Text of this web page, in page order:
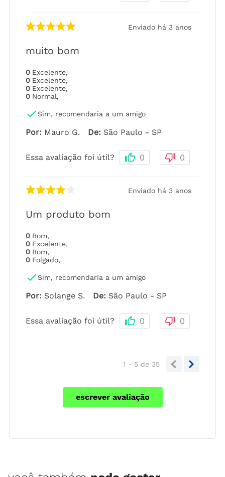
Enviado há 3 anos
muito bom
0 Excelente,
0 Excelente,
0 Excelente,
0 Normal,
Sim, recomendaria a um amigo
Por: Mauro G. De: São Paulo - SP
Essa avaliação foi útil? 0 0
Enviado há 3 anos
Um produto bom
0 Bom,
0 Excelente,
0 Bom,
0 Folgado,
Sim, recomendaria a um amigo
Por: Solange S. De: São Paulo - SP
Essa avaliação foi útil? 0 0
1 - 5 de 35
escrever avaliação